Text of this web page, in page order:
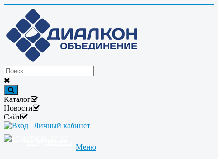
Каталог
Новости
Сайт
Вход | Личный кабинет
Меню